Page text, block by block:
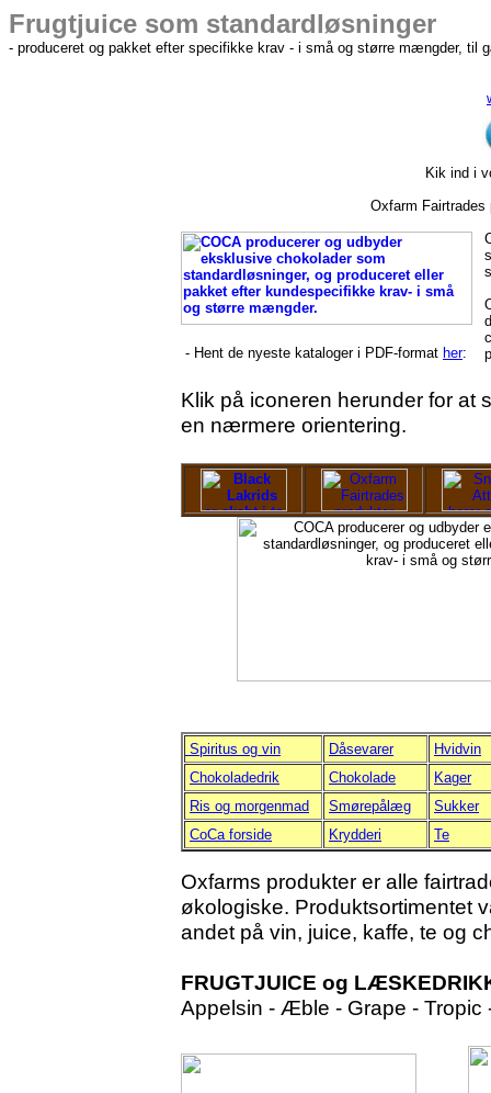
Frugtjuice som standardløsninger
- produceret og pakket efter specifikke krav - i små og større mængder, til
Kik ind i
Oxfarm Fairtrades
- Hent de nyeste kataloger i PDF-format her:
Klik på iconeren herunder for at
en nærmere orientering.
Spiritus og vin Dåsevarer
Hvidvin
Chokoladedrik
Chokolade
Kager
Ris og morgenmad
Smørepålæg
Sukker
CoCa forside
Krydderi Te
Oxfarms produkter er alle
økologiske. Produktsortimentet
andet på vin, juice, kaffe, te og
FRUGTJUICE og
Appelsin - Æble - Grape - Tropic